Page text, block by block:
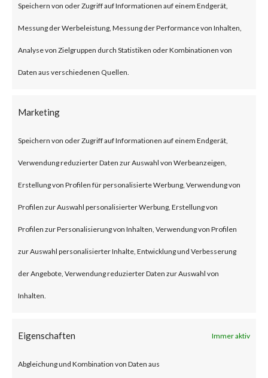
Speichern von oder Zugriff auf Informationen auf einem Endgerät,
Messung der Werbeleistung, Messung der Performance von Inhalten,
Analyse von Zielgruppen durch Statistiken oder Kombinationen von
Daten aus verschiedenen Quellen.
Marketing
Speichern von oder Zugriff auf Informationen auf einem Endgerät,
Verwendung reduzierter Daten zur Auswahl von Werbeanzeigen,
Erstellung von Profilen für personalisierte Werbung, Verwendung von
Profilen zur Auswahl personalisierter Werbung, Erstellung von
Profilen zur Personalisierung von Inhalten, Verwendung von Profilen
zur Auswahl personalisierter Inhalte, Entwicklung und Verbesserung
der Angebote, Verwendung reduzierter Daten zur Auswahl von
Inhalten.
Eigenschaften Immer aktiv
Abgleichung und Kombination von Daten aus
the malware is executed before
the operating system and
traditional OS-based security
solutions start.Also, BlackLotus
advertised and sold in
underground forums as such use
of BlackLotus will likely increase
in attacks.What is BlackLotus?
BlackLotus is a malware that
can bypass UEFI Secure Boot
feature to install itself and
deploys a backdoor that allows
an attacker to remotely control
remote commands.BlackLotus
leverages CVE-2022-21894